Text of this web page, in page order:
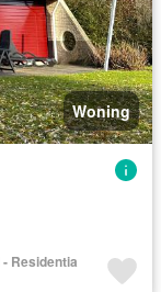
Woning
Residentia